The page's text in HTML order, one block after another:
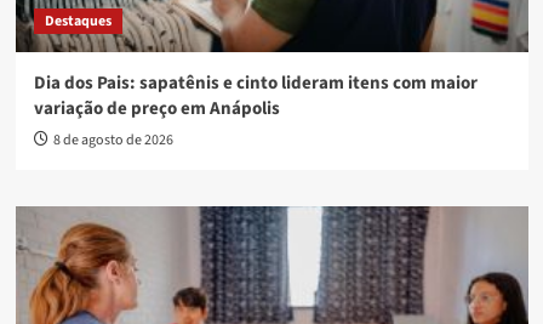
Destaques
Dia dos Pais: sapatênis e cinto lideram itens com maior
variação de preço em Anápolis
8 de agosto de 2026